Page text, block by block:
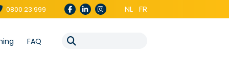
0800 23 999 NL FR
FAQ